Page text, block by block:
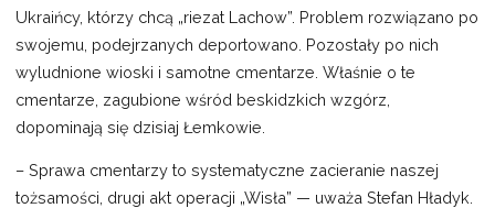
Ukraińcy, którzy chcą „riezat Lachow”. Problem rozwiązano po
swojemu, podejrzanych deportowano. Pozostały po nich
wyludnione wioski i samotne cmentarze. Właśnie o te
cmentarze, zagubione wśród beskidzkich wzgórz,
dopominają się dzisiaj Łemkowie.
– Sprawa cmentarzy to systematyczne zacieranie naszej
tożsamości, drugi akt operacji „Wisła” — uważa Stefan Hładyk.